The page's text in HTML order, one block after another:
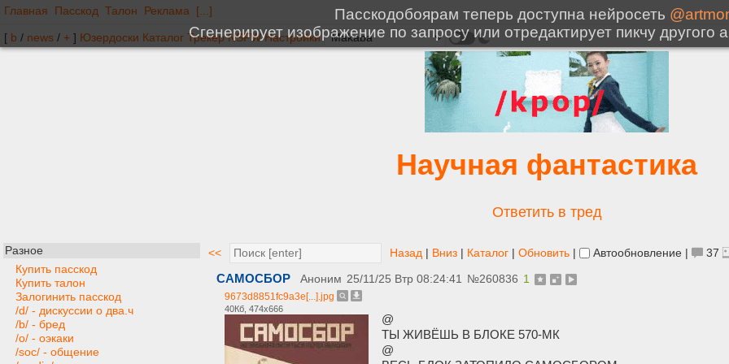
Главная Пасскод Талон Реклама [...]
[ b / news / + ] Юзердоски Каталог Трекер NSFW Настройки
Научная фантастика
Ответить в тред
Разное
Купить пасскод
Купить талон
Залогинить пасскод
/d/ - дискуссии о два.ч
/b/ - бред
/o/ - оэкаки
/soc/ - общение
<< Назад | Вниз | Каталог | Обновить | Автообновление | 37
САМОСБОР Аноним 25/11/25 Втр 08:24:41 №260836 1
9673d8851fc9a3e[...].jpg
40Кб, 474x666
@
ТЫ ЖИВЁШЬ В БЛОКЕ 570-МК
@